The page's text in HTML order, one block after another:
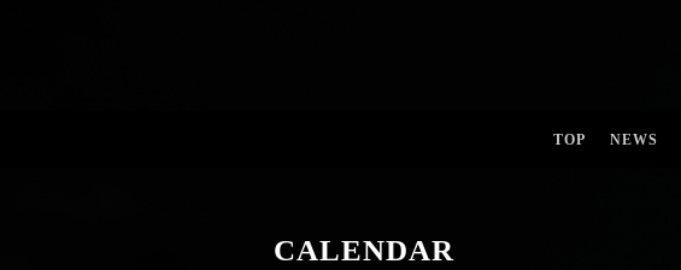
TOP NEWS
CALENDAR